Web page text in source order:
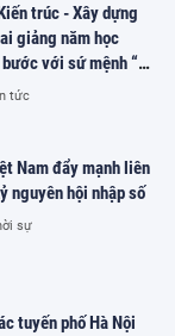
trúc - Xây dựng
giảng năm học
với sứ mệnh “Kỷ
phá - Phát triển”
tức
nguyên hội nhập số
sự
tuyến phố Hà Nội